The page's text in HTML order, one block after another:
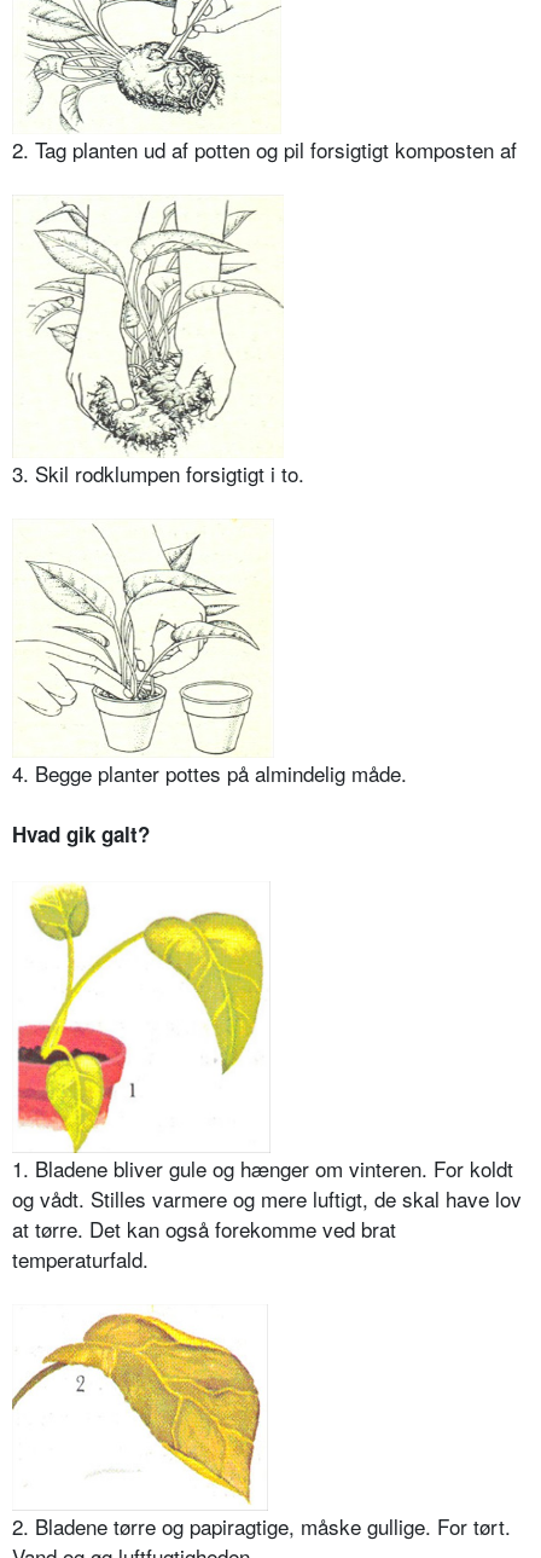
2. Tag planten ud af potten og pil forsigtigt komposten af
3. Skil rodklumpen forsigtigt i to.
4. Begge planter pottes på almindelig måde.
Hvad gik galt?
1. Bladene bliver gule og hænger om vinteren. For koldt
og vådt. Stilles varmere og mere luftigt, de skal have lov
at tørre. Det kan også forekomme ved brat
temperaturfald.
2. Bladene tørre og papiragtige, måske gullige. For tørt.